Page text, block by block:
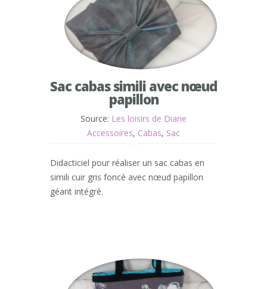
Sac cabas simili avec nœud
papillon
Source: Les loisirs de Diane
Accessoires, Cabas, Sac
Didacticiel pour réaliser un sac cabas en
simili cuir gris foncé avec nœud papillon
géant intégré.